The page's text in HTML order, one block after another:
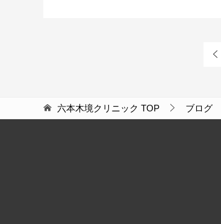
六本木境クリニック TOP ブログ